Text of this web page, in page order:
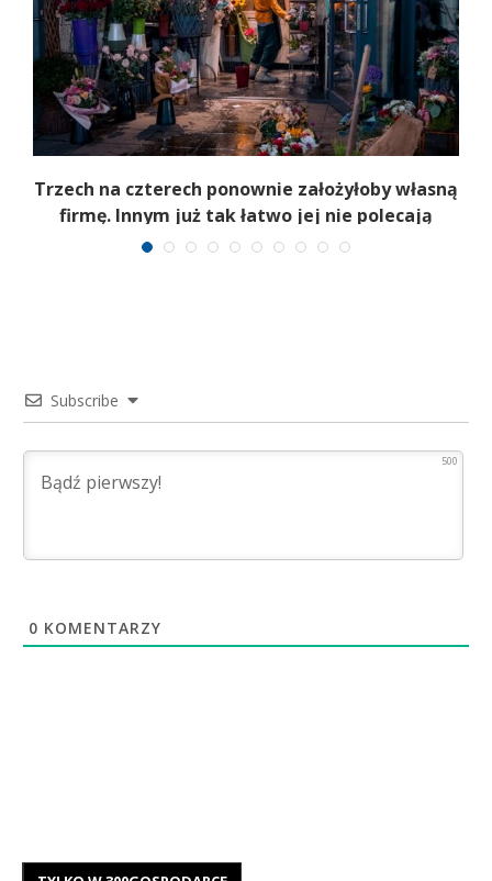
Trzech na czterech ponownie założyłoby własną
firmę. Innym już tak łatwo jej nie polecają
Subscribe
500
0 KOMENTARZY